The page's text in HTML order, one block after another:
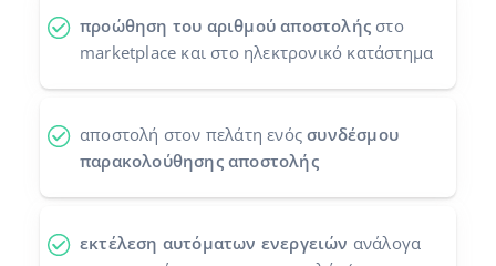
Επικοινωνίαportuguês (BR)
中文
προώθηση του αριθμού αποστολής στο
marketplace και στο ηλεκτρονικό κατάστημα
αποστολή στον πελάτη ενόςσυνδέσμου
παρακολούθησης αποστολής
εκτέλεση αυτόματων ενεργειών ανάλογα